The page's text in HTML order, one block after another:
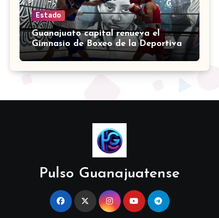
Estado
Guanajuato capital renueva el
Gimnasio de Boxeo de la Deportiva
Torres Landa
Pulso Guanajuatense